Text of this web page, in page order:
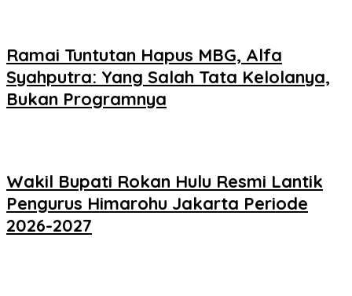
Ramai Tuntutan Hapus MBG, Alfa
Syahputra: Yang Salah Tata Kelolanya,
Bukan Programnya
Wakil Bupati Rokan Hulu Resmi Lantik
Pengurus Himarohu Jakarta Periode
2026-2027